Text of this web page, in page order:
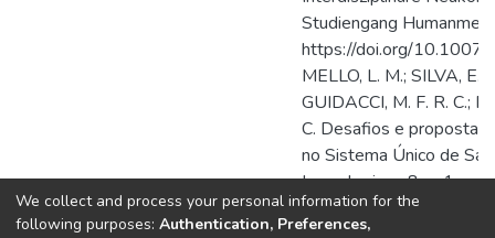
We collect and process your personal information for the
following purposes: Authentication, Preferences,